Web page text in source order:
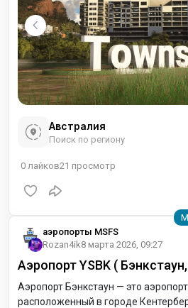
Австралия
Поиск по региону
0 лайков21 просмотр
аэропорты MSFS
Rozan4ik8 марта 2026, 09:27
Аэропорт YSBK (
Аэропорт Бэнкстаун — это
расположенный в городе